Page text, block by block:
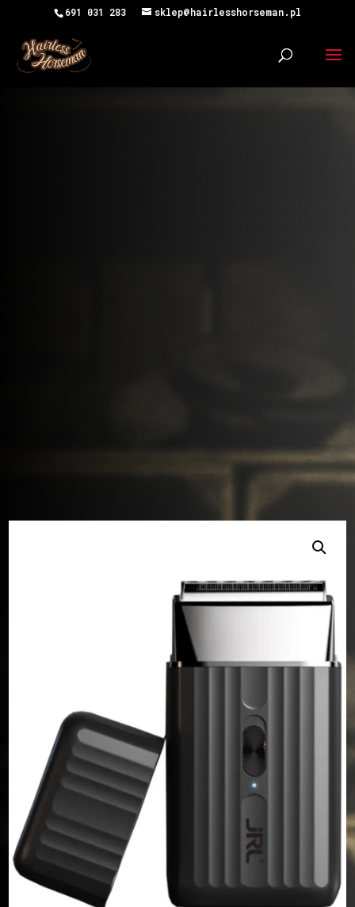
691 031 283 sklep@hairlesshorseman.pl